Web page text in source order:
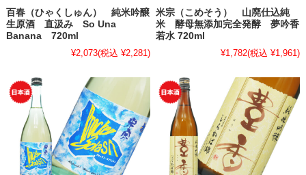
百春（ひゃくしゅん） 純米吟醸
生原酒 直汲み So Una
Banana 720ml
¥2,073(税込 ¥2,281)
米宗（こめそう） 山廃仕込純
米 酵母無添加完全発酵 夢吟香
若水 720ml
¥1,782(税込 ¥1,961)